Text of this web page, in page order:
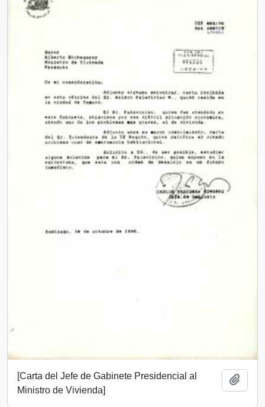
[Carta del Jefe de Gabinete Presidencial al
Ministro de Vivienda]